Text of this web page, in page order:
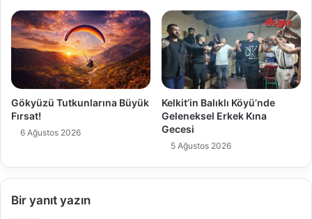
Gökyüzü Tutkunlarına Büyük
Fırsat!
6 Ağustos 2026
Kelkit’in Balıklı Köyü’nde
Geleneksel Erkek Kına
Gecesi
5 Ağustos 2026
Bir yanıt yazın